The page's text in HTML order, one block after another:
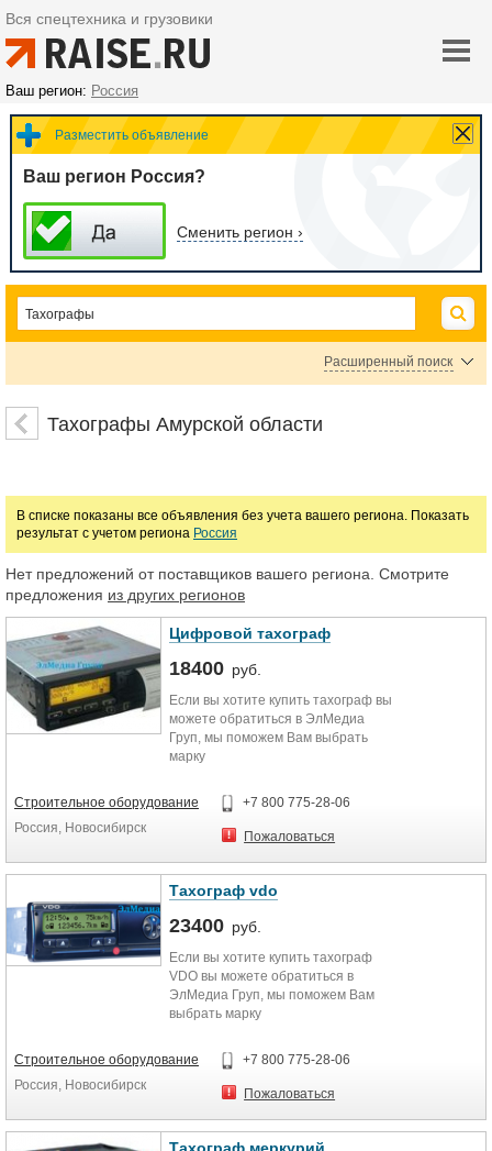
Вся спецтехника и грузовики
Ваш регион: Россия
Разместить объявление
Ваш регион Россия?
Сменить регион ›
Расширенный поиск
ЦенаТахографы Амурской области
В списке показаны все объявления без учета вашего региона. Показать
результат с учетом региона Россия
Нет предложений от поставщиков вашего региона. Смотрите
предложения из других регионов
Цифровой тахограф
18400 руб.
Если вы хотите купить тахограф вы
можете обратиться в ЭлМедиа
Груп, мы поможем Вам выбрать
марку
всегда в наличии. Хорошая цена и
возможность приобрести в любом
Строительное оборудование
Россия, Новосибирск
+7 800 775-28-06
Пожаловаться
Тахограф vdo
23400 руб.
Если вы хотите купить тахограф
VDO вы можете обратиться в
ЭлМедиа Груп, мы поможем Вам
выбрать марку
всегда в наличии. Хорошая цена и
возможность приобрести в любом
Строительное оборудование
Россия, Новосибирск
+7 800 775-28-06
Пожаловаться